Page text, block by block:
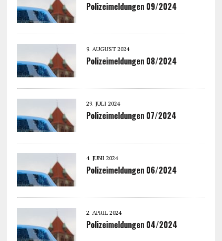
Polizeimeldungen 09/2024
9. AUGUST 2024
Polizeimeldungen 08/2024
29. JULI 2024
Polizeimeldungen 07/2024
4. JUNI 2024
Polizeimeldungen 06/2024
2. APRIL 2024
Polizeimeldungen 04/2024